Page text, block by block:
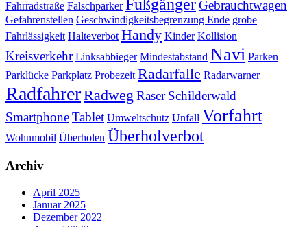
Fahrradstraße Falschparker FußgängerGebrauchtwagen
Gefahrenstellen Geschwindigkeitsbegrenzung Ende grobe
Fahrlässigkeit Halteverbot Handy Kinder Kollision
Kreisverkehr Linksabbieger Mindestabstand Navi Parken
Parklücke Parkplatz Probezeit Radarfalle Radarwarner
RadfahrerRadweg Raser Schilderwald
SmartphoneTablet Umweltschutz Unfall Vorfahrt
Wohnmobil Überholen Überholverbot
Archiv
April 2025
Januar 2025
Dezember 2022